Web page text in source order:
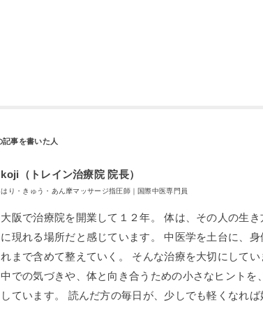
koji（トレ​イン治療院 院長）
はり・きゅう・あん摩マッサージ指圧師｜国際中医専門員
大阪で治療院を開業して１２年。 体は、その人の生
に現れる場所だと感じています。 中医学を土台に、
れまで含めて整えていく。 そんな治療を大切にして
中での気づきや、体と向き合うための小さなヒントを
しています。 読んだ方の毎日が、少しでも軽くなれば